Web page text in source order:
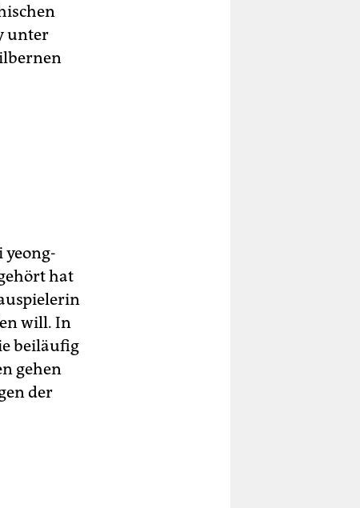
unter
yeong-
hat
will. In
beiläufig
gehen
der